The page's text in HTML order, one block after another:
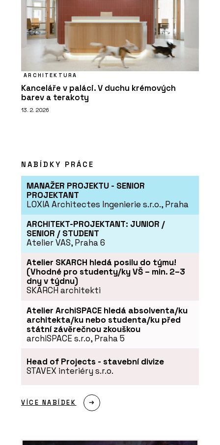
ARCHITEKTURA
Kanceláře v paláci. V duchu krémových
barev a terakoty
13. 2. 2026
NABÍDKY PRÁCE
MANAŽER PROJEKTU - SENIOR
PROJEKTANT
LOXIA Architectes Ingenierie s.r.o., Praha
ARCHITEKT-PROJEKTANT: JUNIOR /
SENIOR / STUDENT
Atelier VAS, Praha 6
Atelier SKARCH hledá posilu do týmu!
(Vhodné pro studenty/ky VŠ – min. 2–3
dny v týdnu)
SKARCH architekti
Atelier ArchiSPACE hledá absolventa/ku
architekta/ku nebo studenta/ku před
státní závěrečnou zkouškou
archiSPACE s.r.o, Praha 5
Head of Projects - stavební divize
STAVEX interiéry s.r.o.
VÍCE NABÍDEK